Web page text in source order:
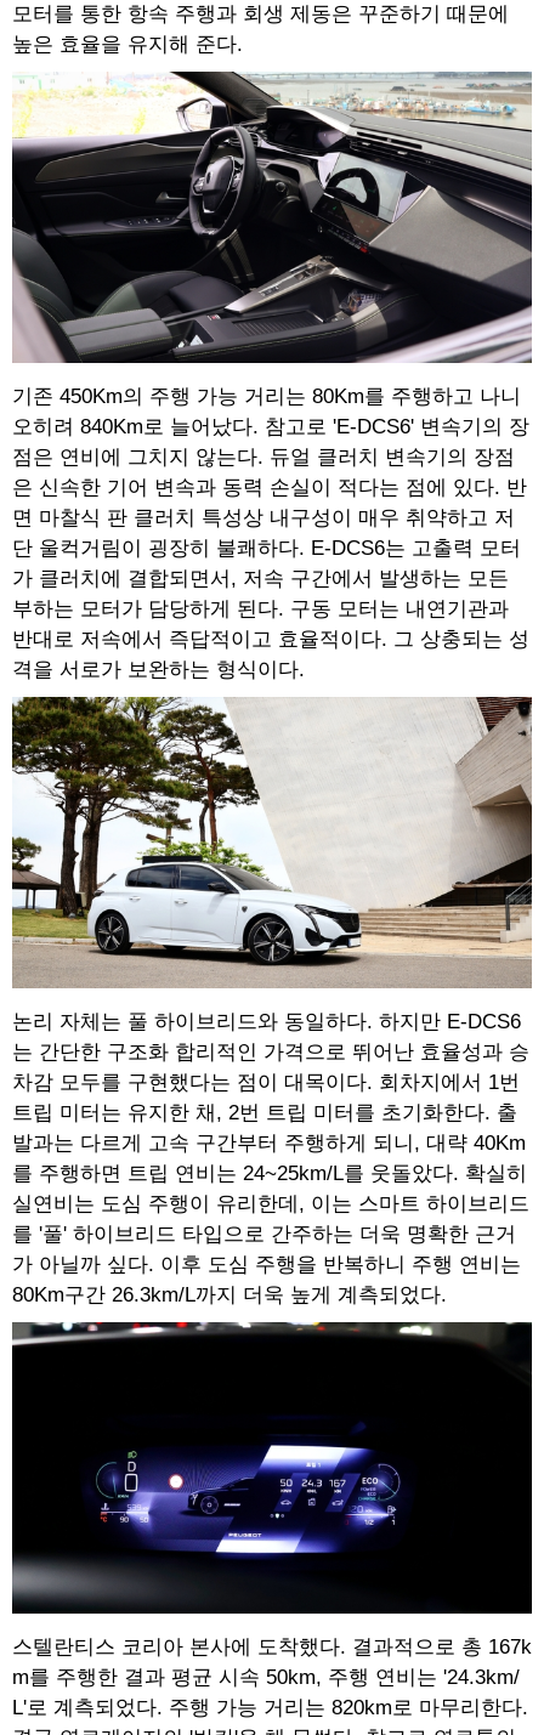
모터를 통한 항속 주행과 회생 제동은 꾸준하기 때문에
높은 효율을 유지해 준다.
기존 450Km의 주행 가능 거리는 80Km를 주행하고 나니
오히려 840Km로 늘어났다. 참고로 'E-DCS6' 변속기의 장
점은 연비에 그치지 않는다. 듀얼 클러치 변속기의 장점
은 신속한 기어 변속과 동력 손실이 적다는 점에 있다. 반
면 마찰식 판 클러치 특성상 내구성이 매우 취약하고 저
단 울컥거림이 굉장히 불쾌하다. E-DCS6는 고출력 모터
가 클러치에 결합되면서, 저속 구간에서 발생하는 모든
부하는 모터가 담당하게 된다. 구동 모터는 내연기관과
반대로 저속에서 즉답적이고 효율적이다. 그 상충되는 성
격을 서로가 보완하는 형식이다.
논리 자체는 풀 하이브리드와 동일하다. 하지만 E-DCS6
는 간단한 구조화 합리적인 가격으로 뛰어난 효율성과 승
차감 모두를 구현했다는 점이 대목이다. 회차지에서 1번
트립 미터는 유지한 채, 2번 트립 미터를 초기화한다. 출
발과는 다르게 고속 구간부터 주행하게 되니, 대략 40Km
를 주행하면 트립 연비는 24~25km/L를 웃돌았다. 확실히
실연비는 도심 주행이 유리한데, 이는 스마트 하이브리드
를 '풀' 하이브리드 타입으로 간주하는 더욱 명확한 근거
가 아닐까 싶다. 이후 도심 주행을 반복하니 주행 연비는
80Km구간 26.3km/L까지 더욱 높게 계측되었다.
스텔란티스 코리아 본사에 도착했다. 결과적으로 총 167k
m를 주행한 결과 평균 시속 50km, 주행 연비는 '24.3km/
L'로 계측되었다. 주행 가능 거리는 820km로 마무리한다.